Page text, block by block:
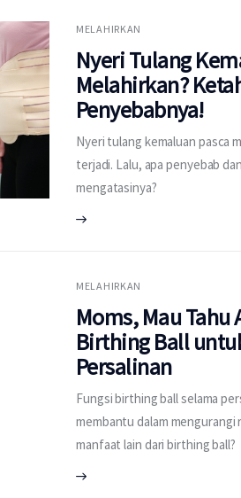
MELAHIRKAN
Nyeri Tulang
Melahirkan?
Penyebabnya!
Nyeri tulang kemaluan pasca
terjadi. Lalu, apa penyebab
mengatasinya?
MELAHIRKAN
Moms, Mau Tahu
Birthing Ball
Persalinan
Fungsi birthing ball selama
membantu dalam mengurangi
manfaat lain dari birthing ball?